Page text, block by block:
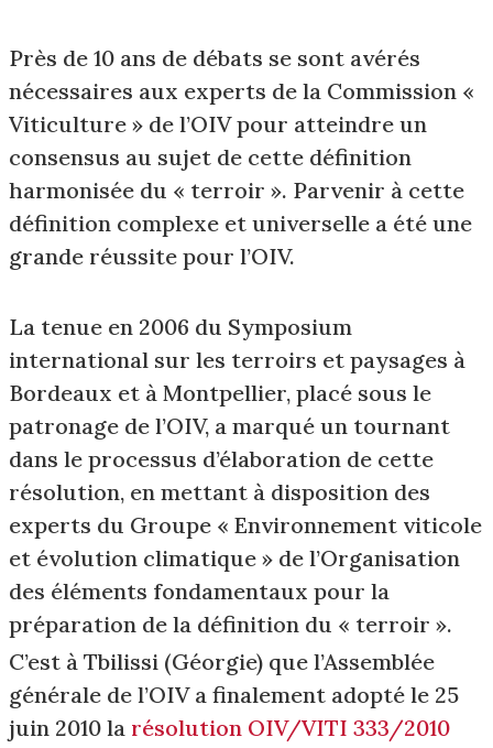
Près de 10 ans de débats se sont avérés
nécessaires aux experts de la Commission «
Viticulture » de l’OIV pour atteindre un
consensus au sujet de cette définition
harmonisée du « terroir ». Parvenir à cette
définition complexe et universelle a été une
grande réussite pour l’OIV.
La tenue en 2006 du Symposium
international sur les terroirs et paysages à
Bordeaux et à Montpellier, placé sous le
patronage de l’OIV, a marqué un tournant
dans le processus d’élaboration de cette
résolution, en mettant à disposition des
experts du Groupe « Environnement viticole
et évolution climatique » de l’Organisation
des éléments fondamentaux pour la
préparation de la définition du « terroir ».
C’est à Tbilissi (Géorgie) que l’Assemblée
générale de l’OIV a finalement adopté le 25
juin 2010 la résolution OIV/VITI 333/2010